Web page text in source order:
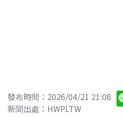
發布時間：2026/04/21 21:08
新聞出處：HWPLTW